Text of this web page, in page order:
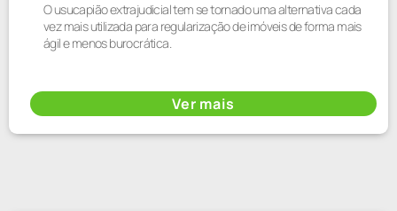
O usucapião extrajudicial tem se tornado uma alternativa cada
vez mais utilizada para regularização de imóveis de forma mais
ágil e menos burocrática.
Ver mais